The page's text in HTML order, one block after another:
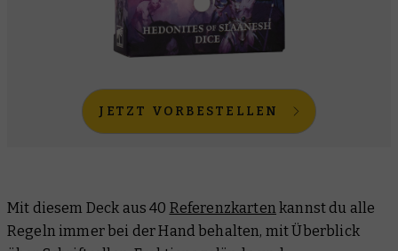
JETZT VORBESTELLEN
Mit diesem Deck aus 40 Referenzkarten kannst du alle
Regeln immer bei der Hand behalten, mit Überblick